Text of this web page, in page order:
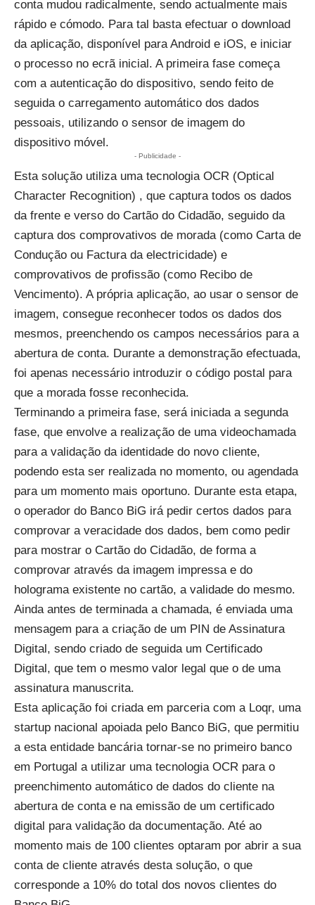
conta mudou radicalmente, sendo actualmente mais
rápido e cómodo. Para tal basta efectuar o download
da aplicação, disponível para Android e iOS, e iniciar
o processo no ecrã inicial. A primeira fase começa
com a autenticação do dispositivo, sendo feito de
seguida o carregamento automático dos dados
pessoais, utilizando o sensor de imagem do
dispositivo móvel.
- Publicidade -
Esta solução utiliza uma tecnologia OCR (Optical
Character Recognition) , que captura todos os dados
da frente e verso do Cartão do Cidadão, seguido da
captura dos comprovativos de morada (como Carta de
Condução ou Factura da electricidade) e
comprovativos de profissão (como Recibo de
Vencimento). A própria aplicação, ao usar o sensor de
imagem, consegue reconhecer todos os dados dos
mesmos, preenchendo os campos necessários para a
abertura de conta. Durante a demonstração efectuada,
foi apenas necessário introduzir o código postal para
que a morada fosse reconhecida.
Terminando a primeira fase, será iniciada a segunda
fase, que envolve a realização de uma videochamada
para a validação da identidade do novo cliente,
podendo esta ser realizada no momento, ou agendada
para um momento mais oportuno. Durante esta etapa,
o operador do Banco BiG irá pedir certos dados para
comprovar a veracidade dos dados, bem como pedir
para mostrar o Cartão do Cidadão, de forma a
comprovar através da imagem impressa e do
holograma existente no cartão, a validade do mesmo.
Ainda antes de terminada a chamada, é enviada uma
mensagem para a criação de um PIN de Assinatura
Digital, sendo criado de seguida um Certificado
Digital, que tem o mesmo valor legal que o de uma
assinatura manuscrita.
Esta aplicação foi criada em parceria com a Loqr, uma
startup nacional apoiada pelo Banco BiG, que permitiu
a esta entidade bancária tornar-se no primeiro banco
em Portugal a utilizar uma tecnologia OCR para o
preenchimento automático de dados do cliente na
abertura de conta e na emissão de um certificado
digital para validação da documentação. Até ao
momento mais de 100 clientes optaram por abrir a sua
conta de cliente através desta solução, o que
corresponde a 10% do total dos novos clientes do